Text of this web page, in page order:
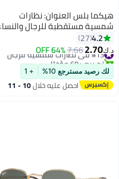
هيكما بلس العنوان: نظارات
شمسية مستقطبة للرجال
نظارات شمسية كلاسيكية سوداء
للقيادة وصيد السمك مع حماية من
الأشعة فوق البنفسجية
4.2
27
د.ك‏2.70
7.66
64% OFF #13 في نظارات شمسية للرجال
تم بيع +60 مؤخرًا
#13 في نظارات شمسية للرجال
لك رصيد مسترجع 10% + 1
احصل عليه خلال 10 - 11